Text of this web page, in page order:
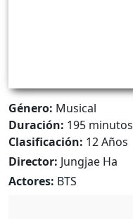
Género: Musical
Duración: 195 minutos
Clasificación: 12 Años
Director: Jungjae Ha
Actores: BTS